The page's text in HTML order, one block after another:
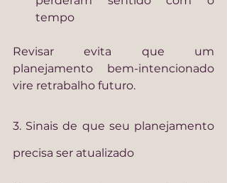
tempo
Revisar evita que um
planejamento bem-intencionado
vire retrabalho futuro.
3. Sinais de que seu planejamento
precisa ser atualizado